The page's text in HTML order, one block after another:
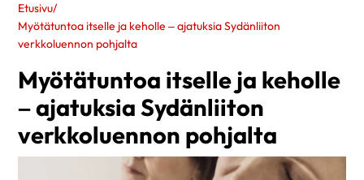
Etusivu/
Myötätuntoa itselle ja keholle – ajatuksia Sydänliiton
verkkoluennon pohjalta
Myötätuntoa itselle ja keholle
– ajatuksia Sydänliiton
verkkoluennon pohjalta